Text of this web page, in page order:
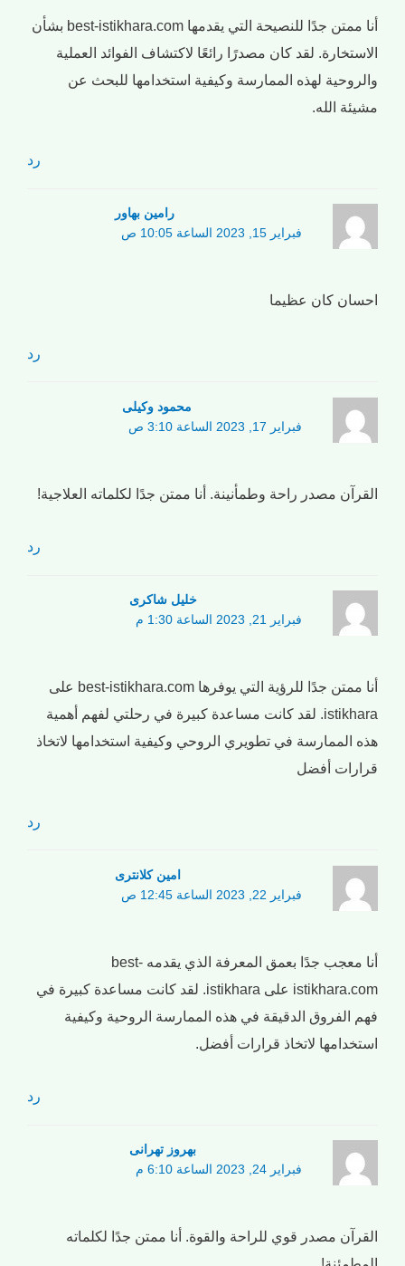
أنا ممتن جدًا للنصيحة التي يقدمها best-istikhara.com بشأن
الاستخارة. لقد كان مصدرًا رائعًا لاكتشاف الفوائد العملية
والروحية لهذه الممارسة وكيفية استخدامها للبحث عن
مشيئة الله.
رد
رامین بهاور
فبراير 15, 2023 الساعة 10:05 ص
احسان كان عظيما
رد
محمود وکیلی
فبراير 17, 2023 الساعة 3:10 ص
القرآن مصدر راحة وطمأنينة. أنا ممتن جدًا لكلماته العلاجية!
رد
خلیل شاکری
فبراير 21, 2023 الساعة 1:30 م
أنا ممتن جدًا للرؤية التي يوفرها best-istikhara.com على
istikhara. لقد كانت مساعدة كبيرة في رحلتي لفهم أهمية
هذه الممارسة في تطويري الروحي وكيفية استخدامها لاتخاذ
قرارات أفضل
رد
امین کلانتری
فبراير 22, 2023 الساعة 12:45 ص
أنا معجب جدًا بعمق المعرفة الذي يقدمه best-
istikhara.com على istikhara. لقد كانت مساعدة كبيرة في
فهم الفروق الدقيقة في هذه الممارسة الروحية وكيفية
استخدامها لاتخاذ قرارات أفضل.
رد
بهروز تهرانی
فبراير 24, 2023 الساعة 6:10 م
القرآن مصدر قوي للراحة والقوة. أنا ممتن جدًا لكلماته